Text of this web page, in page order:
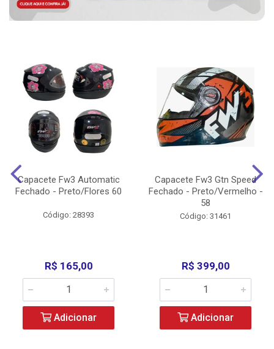
Capacete Fw3 Automatic
Fechado - Preto/Flores 60
Código: 28393
R$ 165,00
Adicionar
Capacete Fw3 Gtn Speed
Fechado - Preto/Vermelho -
58
Código: 31461
R$ 399,00
Adicionar